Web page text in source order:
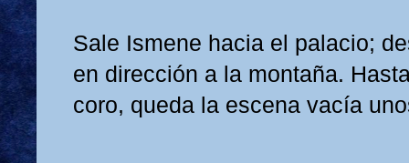
Sale Ismene hacia el palacio;
en dirección a la montaña.
coro, queda la escena vacía